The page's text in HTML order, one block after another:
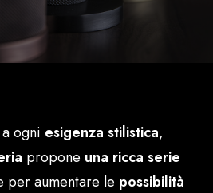
ogni esigenza stilistica,
propone una ricca serie
per aumentare le possibilità